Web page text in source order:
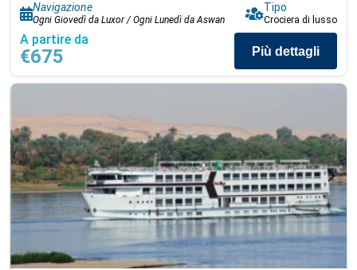
Navigazione
Ogni Giovedì da Luxor / Ogni Lunedì da Aswan
Tipo
Crociera di lusso
A partire da
€675 Più dettagli